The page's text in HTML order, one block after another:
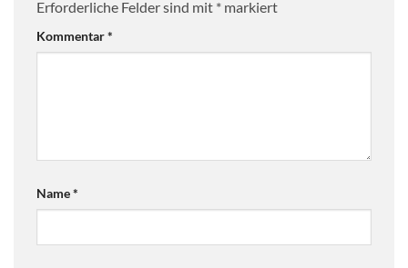
Erforderliche Felder sind mit * markiert
Kommentar*
Name*